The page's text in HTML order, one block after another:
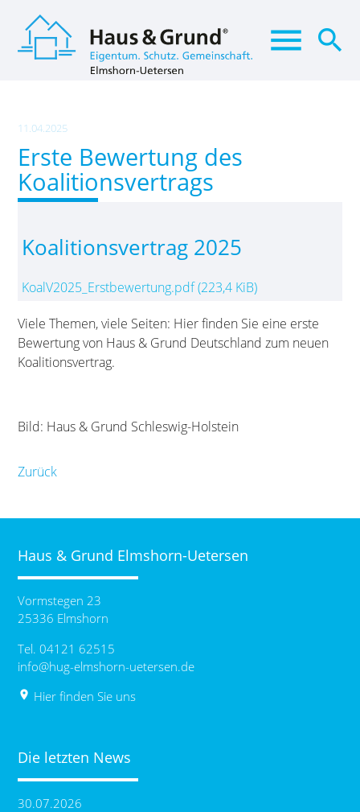
menu search
Suchbegriffe
11.04.2025
Erste Bewertung des
Koalitionsvertrags
Koalitionsvertrag 2025
KoalV2025_Erstbewertung.pdf(223,4 KiB)
Viele Themen, viele Seiten: Hier finden Sie eine erste
Bewertung von Haus & Grund Deutschland zum neuen
Koalitionsvertrag.
Bild: Haus & Grund Schleswig-Holstein
Zurück
Haus & Grund Elmshorn-Uetersen
Vormstegen 23
25336 Elmshorn
Tel. 04121 62515
info@hug-elmshorn-uetersen.de
place Hier finden Sie uns
Die letzten News
30.07.2026